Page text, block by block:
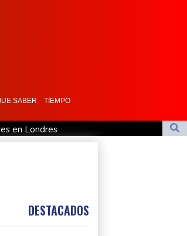
SABER TIEMPO
en Londres
DESTACADOS